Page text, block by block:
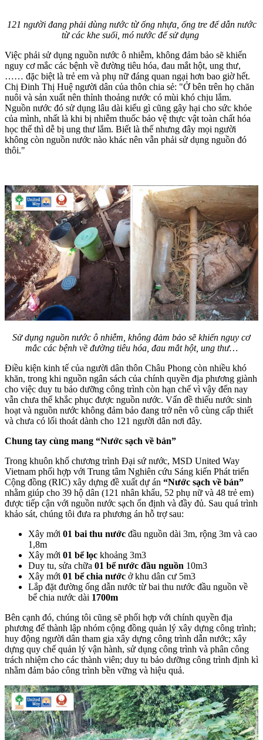
121 người đang phải dùng nước từ ống nhựa, ống tre để dẫn nước
từ các khe suối, mó nước để sử dụng
Việc phải sử dụng nguồn nước ô nhiễm, không đảm bảo sẽ khiến
nguy cơ mắc các bệnh về đường tiêu hóa, đau mắt hột, ung thư,
…… đặc biệt là trẻ em và phụ nữ đáng quan ngại hơn bao giờ hết.
Chị Đinh Thị Huệ người dân của thôn chia sẻ: "Ở bên trên họ chăn
nuôi và sản xuất nên thỉnh thoảng nước có mùi khó chịu lắm.
Nguồn nước đó sử dụng lâu dài kiểu gì cũng gây hại cho sức khỏe
của mình, nhất là khi bị nhiễm thuốc bảo vệ thực vật toàn chất hóa
học thế thì dễ bị ung thư lắm. Biết là thế nhưng đây mọi người
không còn nguồn nước nào khác nên vẫn phải sử dụng nguồn đó
thôi."
Sử dụng nguồn nước ô nhiễm, không đảm bảo sẽ khiến nguy cơ
mắc các bệnh về đường tiêu hóa, đau mắt hột, ung thư…
Điều kiện kinh tế của người dân thôn Châu Phong còn nhiều khó
khăn, trong khi nguồn ngân sách của chính quyền địa phương giành
cho việc duy tu bảo dưỡng công trình còn hạn chế vì vậy đến nay
vẫn chưa thể khắc phục được nguồn nước. Vấn đề thiếu nước sinh
hoạt và nguồn nước không đảm bảo đang trở nên vô cùng cấp thiết
và chưa có lối thoát dành cho 121 người dân nơi đây.
Chung tay cùng mang “Nước sạch về bản”
Trong khuôn khổ chương trình Đại sứ nước, MSD United Way
Vietnam phối hợp với Trung tâm Nghiên cứu Sáng kiến Phát triển
Cộng đồng (RIC) xây dựng đề xuất dự án “Nước sạch về bản”
nhằm giúp cho 39 hộ dân (121 nhân khẩu, 52 phụ nữ và 48 trẻ em)
được tiếp cận với nguồn nước sạch ổn định và đầy đủ. Sau quá trình
khảo sát, chúng tôi đưa ra phương án hỗ trợ sau:
Xây mới 01 bai thu nước đầu nguồn dài 3m, rộng 3m và cao
1,8m
Xây mới 01 bể lọc khoảng 3m3
Duy tu, sửa chữa 01 bể nước đầu nguồn 10m3
Xây mới 01 bể chia nước ở khu dân cư 5m3
Lắp đặt đường ống dẫn nước từ bai thu nước đầu nguồn về
bể chia nước dài 1700m
Bên cạnh đó, chúng tôi cũng sẽ phối hợp với chính quyền địa
phương để thành lập nhóm cộng đồng quản lý xây dựng công trình;
huy động người dân tham gia xây dựng công trình dẫn nước; xây
dựng quy chế quản lý vận hành, sử dụng công trình và phân công
trách nhiệm cho các thành viên; duy tu bảo dưỡng công trình định kì
nhằm đảm bảo công trình bền vững và hiệu quả.